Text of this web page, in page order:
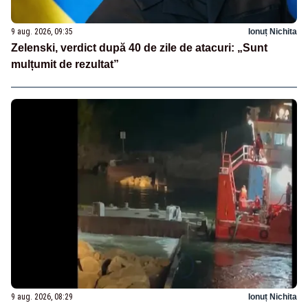
9 aug. 2026, 09:35 Ionuț Nichita
Zelenski, verdict după 40 de zile de atacuri: „Sunt
mulțumit de rezultat”
9 aug. 2026, 08:29 Ionuț Nichita